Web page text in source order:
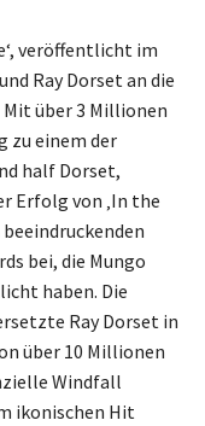
veröffentlicht im
Ray Dorset an die
Mit über 3 Millionen
zu einem der
half Dorset,
Erfolg von ‚In the
bei, die Mungo
haben. Die
Ray Dorset in
über 10 Millionen
Windfall
ikonischen Hit